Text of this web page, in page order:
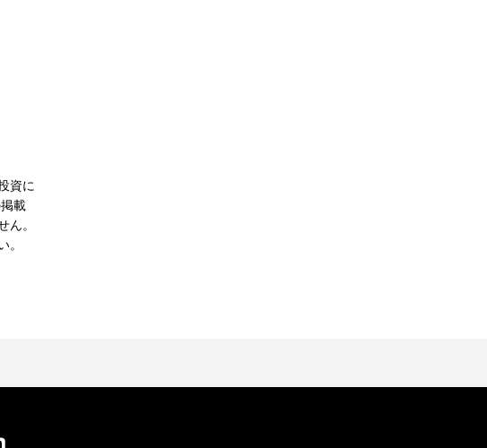
資に
載
ん。
。